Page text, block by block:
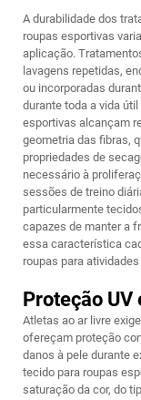
A durabilidade dos
roupas esportivas
aplicação.
lavagens repetidas,
ou incorporadas
durante toda a vida
esportivas alcançam
geometria das fibras,
propriedades de
necessário à
sessões de treino
particularmente
capazes de manter a
essa característica
roupas para
Proteção UV
Atletas ao ar livre
ofereçam proteção
danos à pele durante
tecido para roupas
saturação da cor, do